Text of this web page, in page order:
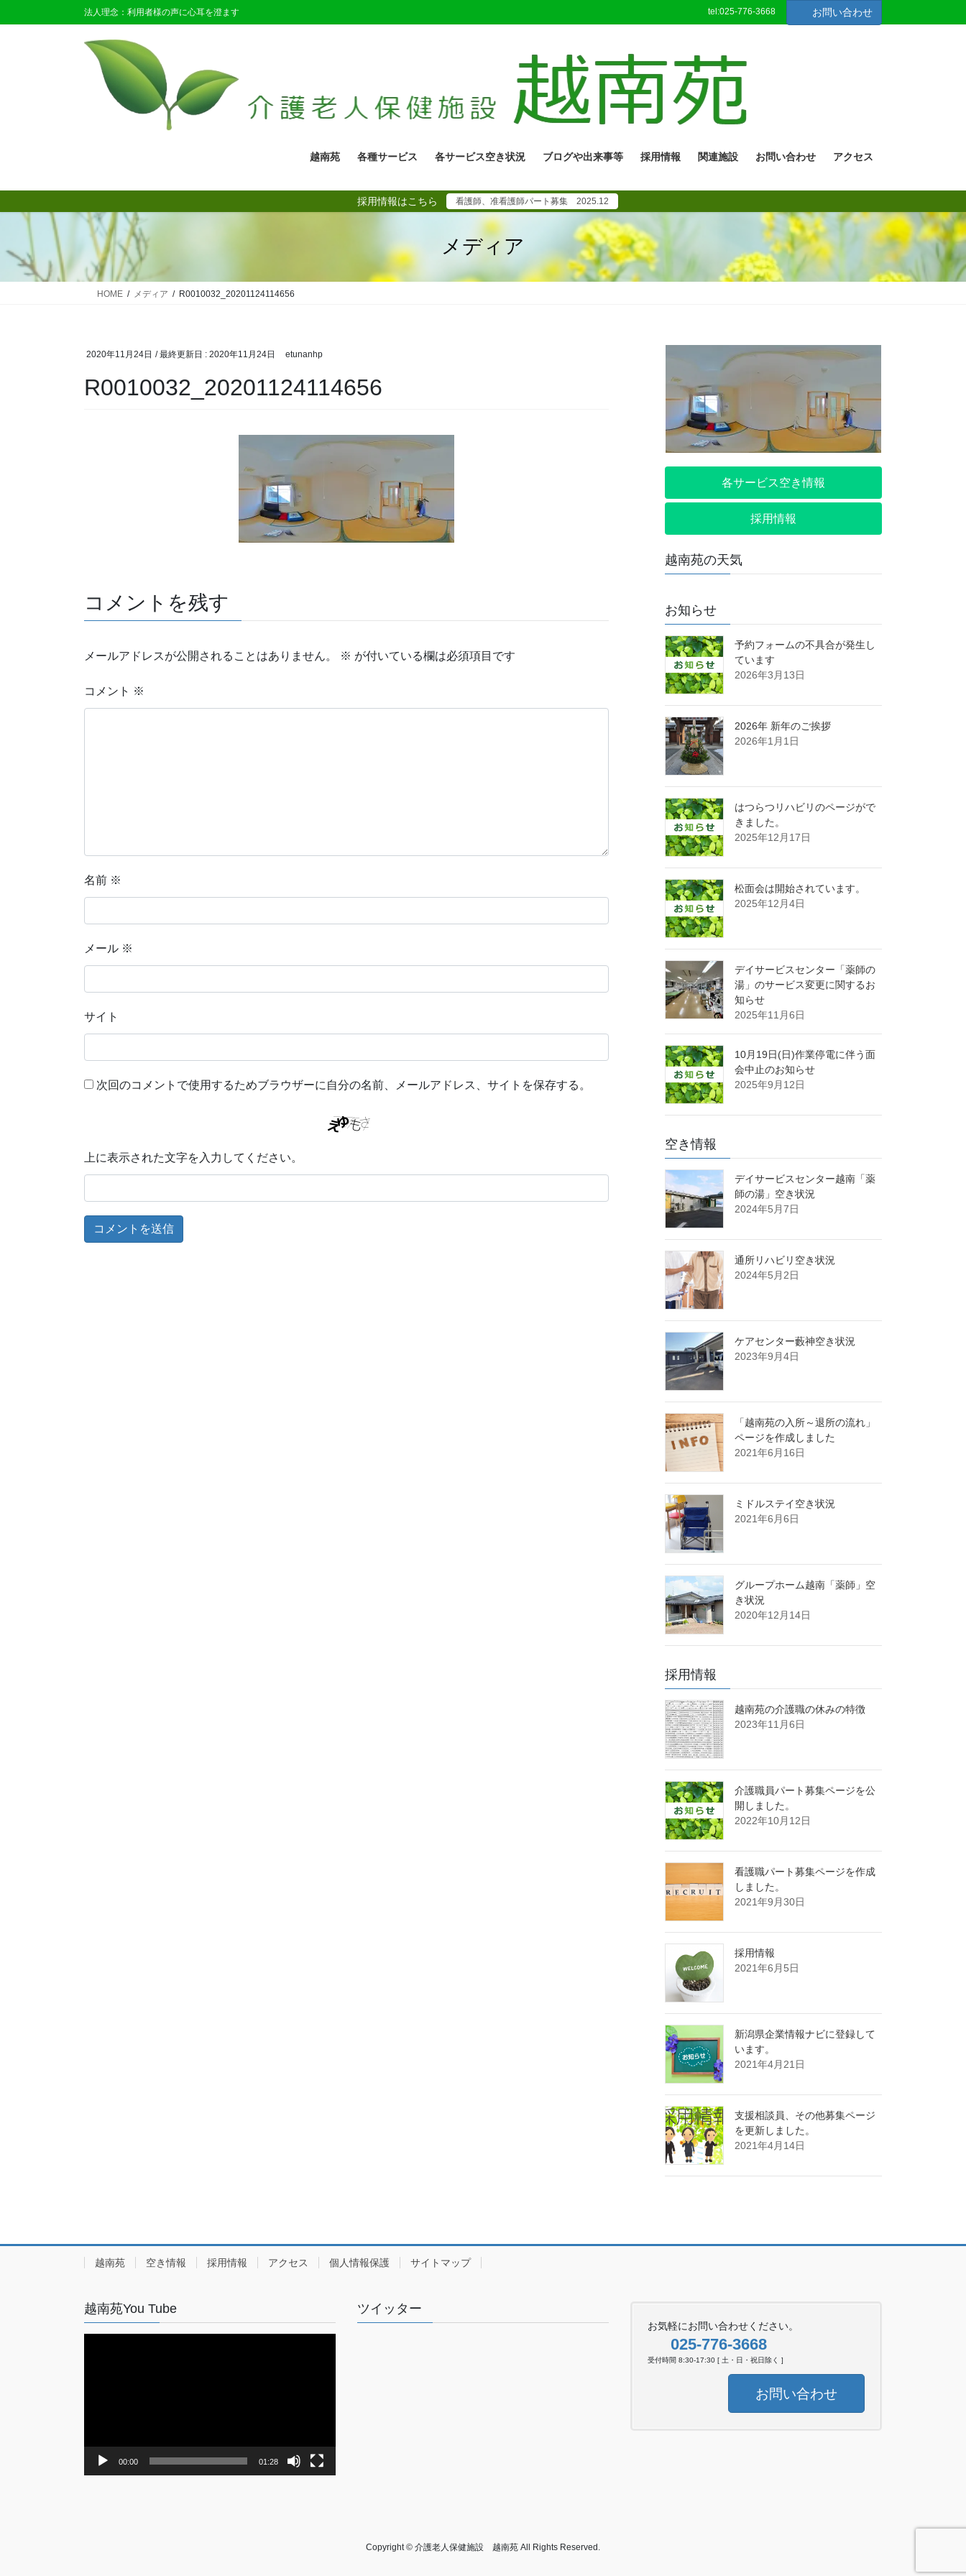
ン
ビ
法人理念：利用者様の声に心耳を澄ます tel:025-776-3668 お問い合わせ
越南苑 各種サービス 各サービス空き状況 ブログや出来事等 採用情報 関連施設 お問い合わせ アクセス
採用情報はこちら 看護師、准看護師パート募集 2025.12
メディア
HOME メディア R0010032_20201124114656
2020年11月24日 / 最終更新日 : 2020年11月24日 etunanhp
R0010032_20201124114656
コメントを残す
メールアドレスが公開されることはありません。 ※ が付いている欄は必須項目です
コメント ※
名前 ※
メール ※
サイト
次回のコメントで使用するためブラウザーに自分の名前、メールアドレス、サイトを保存する。
上に表示された文字を入力してください。
各サービス空き情報
採用情報
越南苑の天気
お知らせ
予約フォームの不具合が発生し
ています
2026年3月13日
2026年 新年のご挨拶
2026年1月1日
はつらつリハビリのページがで
きました。
2025年12月17日
松面会は開始されています。
2025年12月4日
デイサービスセンター「薬師の
湯」のサービス変更に関するお
知らせ
2025年11月6日
10月19日(日)作業停電に伴う面
会中止のお知らせ
2025年9月12日
空き情報
デイサービスセンター越南「薬
師の湯」空き状況
2024年5月7日
通所リハビリ空き状況
2024年5月2日
ケアセンター藪神空き状況
2023年9月4日
「越南苑の入所～退所の流れ」
ページを作成しました
2021年6月16日
ミドルステイ空き状況
2021年6月6日
グループホーム越南「薬師」空
き状況
2020年12月14日
採用情報
越南苑の介護職の休みの特徴
2023年11月6日
介護職員パート募集ページを公
開しました。
2022年10月12日
看護職パート募集ページを作成
しました。
2021年9月30日
採用情報
2021年6月5日
新潟県企業情報ナビに登録して
います。
2021年4月21日
支援相談員、その他募集ページ
を更新しました。
2021年4月14日
越南苑 空き情報 採用情報 アクセス 個人情報保護 サイトマップ
越南苑You Tube
ー
00:00 01:28
ツイッター
お気軽にお問い合わせください。
025-776-3668
受付時間 8:30-17:30 [ 土・日・祝日除く ]
お問い合わせ
Copyright © 介護老人保健施設 越南苑 All Rights Reserved.